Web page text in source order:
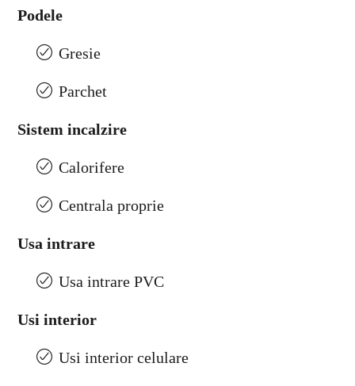
Podele
Gresie
Parchet
Sistem incalzire
Calorifere
Centrala proprie
Usa intrare
Usa intrare PVC
Usi interior
Usi interior celulare